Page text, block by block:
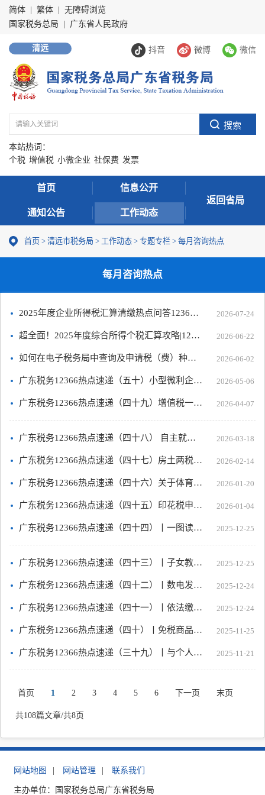
简体 繁体
无障碍浏览
国家税务总局
广东省人民政府
抖音 微博 微信
清远
本站热词：
个税 增值税 小微企业 社保费 发票
首页 信息公开
通知公告 工作动态
返回省局
首页 > 清远市税务局 > 工作动态 > 专题专栏 > 每月咨询热点
每月咨询热点
2025年度企业所得税汇算清缴热点问答12366热点速递（五十三） 2026-07-24
超全面！2025年度综合所得个税汇算攻略|12366热点速递（五十二） 2026-06-22
如何在电子税务局中查询及申请税（费）种认定？12366热点速递（五十一） 2026-06-02
广东税务12366热点速递（五十）小型微利企业所得税年报（汇算清缴）怎么报？ 2026-05-06
广东税务12366热点速递（四十九）增值税一般纳税人登记核心要点 2026-04-07
广东税务12366热点速递（四十八） 自主就业退役士兵税费服务指南（创业篇） 2026-03-18
广东税务12366热点速递（四十七）房土两税热点知识，你知道多少？ 2026-02-14
广东税务12366热点速递（四十六）关于体育事业的这些税费政策，你了解吗？ 2026-01-20
广东税务12366热点速递（四十五）印花税申报热点问答 2026-01-04
广东税务12366热点速递（四十四）丨一图读懂《港澳涉税专业人士在横琴粤澳深度合作区执业管理办法》 2025-12-25
广东税务12366热点速递（四十三）丨子女教育专项附加扣除该如何享受？ 2025-12-25
广东税务12366热点速递（四十二）丨数电发票常见热点问答 2025-12-24
广东税务12366热点速递（四十一）丨依法缴纳社保，树立合规意识 2025-12-24
广东税务12366热点速递（四十）丨免税商品知多少 2025-11-25
广东税务12366热点速递（三十九）丨与个人相关的车辆“以旧换新”税收知识，您get了吗？ 2025-11-21
首页 1 2 3 4 5 6 下一页 末页
共108篇文章/共8页
网站地图 网站管理 联系我们
主办单位：国家税务总局广东省税务局